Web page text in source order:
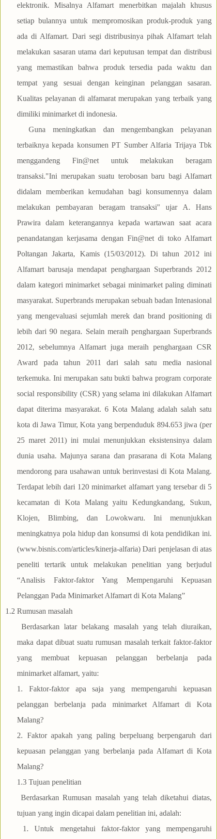
elektronik. Misalnya Alfamart menerbitkan majalah khusus
setiap bulannya untuk mempromosikan produk-produk yang
ada di Alfamart. Dari segi distribusinya pihak Alfamart telah
melakukan sasaran utama dari keputusan tempat dan distribusi
yang memastikan bahwa produk tersedia pada waktu dan
tempat yang sesuai dengan keinginan pelanggan sasaran.
Kualitas pelayanan di alfamarat merupakan yang terbaik yang
dimiliki minimarket di indonesia.
Guna meningkatkan dan mengembangkan pelayanan
terbaiknya kepada konsumen PT Sumber Alfaria Trijaya Tbk
menggandeng Fin@net untuk melakukan beragam
transaksi."Ini merupakan suatu terobosan baru bagi Alfamart
didalam memberikan kemudahan bagi konsumennya dalam
melakukan pembayaran beragam transaksi" ujar A. Hans
Prawira dalam keterangannya kepada wartawan saat acara
penandatangan kerjasama dengan Fin@net di toko Alfamart
Poltangan Jakarta, Kamis (15/03/2012). Di tahun 2012 ini
Alfamart barusaja mendapat penghargaan Superbrands 2012
dalam kategori minimarket sebagai minimarket paling diminati
masyarakat. Superbrands merupakan sebuah badan Intenasional
yang mengevaluasi sejumlah merek dan brand positioning di
lebih dari 90 negara. Selain meraih penghargaan Superbrands
2012, sebelumnya Alfamart juga meraih penghargaan CSR
Award pada tahun 2011 dari salah satu media nasional
terkemuka. Ini merupakan satu bukti bahwa program corporate
social responsibility (CSR) yang selama ini dilakukan Alfamart
dapat diterima masyarakat. 6 Kota Malang adalah salah satu
kota di Jawa Timur, Kota yang berpenduduk 894.653 jiwa (per
25 maret 2011) ini mulai menunjukkan eksistensinya dalam
dunia usaha. Majunya sarana dan prasarana di Kota Malang
mendorong para usahawan untuk berinvestasi di Kota Malang.
Terdapat lebih dari 120 minimarket alfamart yang tersebar di 5
kecamatan di Kota Malang yaitu Kedungkandang, Sukun,
Klojen, Blimbing, dan Lowokwaru. Ini menunjukkan
meningkatnya pola hidup dan konsumsi di kota pendidikan ini.
(www.bisnis.com/articles/kinerja-alfaria) Dari penjelasan di atas
peneliti tertarik untuk melakukan penelitian yang berjudul
“Analisis Faktor-faktor Yang Mempengaruhi Kepuasan
Pelanggan Pada Minimarket Alfamart di Kota Malang”
1.2 Rumusan masalah
Berdasarkan latar belakang masalah yang telah diuraikan,
maka dapat dibuat suatu rumusan masalah terkait faktor-faktor
yang membuat kepuasan pelanggan berbelanja pada
minimarket alfamart, yaitu:
1. Faktor-faktor apa saja yang mempengaruhi kepuasan
pelanggan berbelanja pada minimarket Alfamart di Kota
Malang?
2. Faktor apakah yang paling berpeluang berpengaruh dari
kepuasan pelanggan yang berbelanja pada Alfamart di Kota
Malang?
1.3 Tujuan penelitian
Berdasarkan Rumusan masalah yang telah diketahui diatas,
tujuan yang ingin dicapai dalam penelitian ini, adalah:
1. Untuk mengetahui faktor-faktor yang mempengaruhi